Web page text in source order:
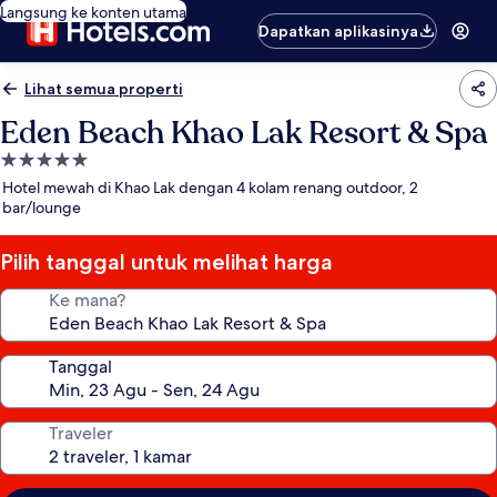
Langsung ke konten utama
Dapatkan aplikasinya
Lihat semua properti
Eden Beach Khao Lak Resort & Spa
Properti
bintang
5.0
Hotel mewah di Khao Lak dengan 4 kolam renang outdoor, 2
bar/lounge
Pilih tanggal untuk melihat harga
Ke mana?
Tanggal
Traveler